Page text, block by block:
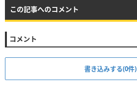
この記事へのコメント
コメント
書き込みする(0件)